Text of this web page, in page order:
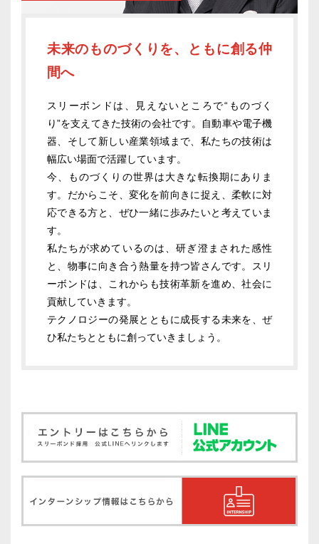
未来のものづくりを、ともに創る仲
間へ
スリーボンドは、見えないところで“ものづく
り”を支えてきた技術の会社です。自動車や電子機
器、そして新しい産業領域まで、私たちの技術は
幅広い場面で活躍しています。
今、ものづくりの世界は大きな転換期にありま
す。だからこそ、変化を前向きに捉え、柔軟に対
応できる方と、ぜひ一緒に歩みたいと考えていま
す。
私たちが求めているのは、研ぎ澄まされた感性
と、物事に向き合う熱量を持つ皆さんです。スリ
ーボンドは、これからも技術革新を進め、社会に
貢献していきます。
テクノロジーの発展とともに成長する未来を、ぜ
ひ私たちとともに創っていきましょう。